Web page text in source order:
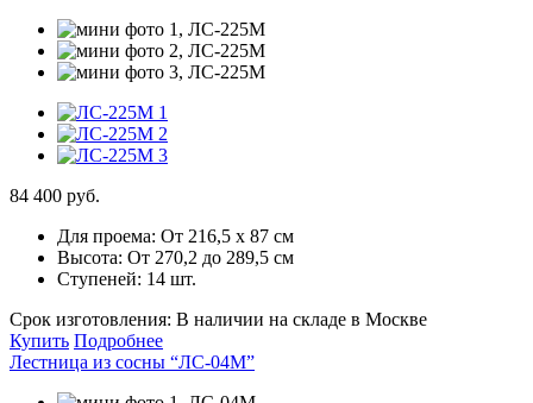
84 400 руб.
Для проема: От 216,5 х 87 см
Высота: От 270,2 до 289,5 см
Ступеней: 14 шт.
Срок изготовления: В наличии на складе в Москве
Купить Подробнее
Лестница из сосны “ЛС-04М”